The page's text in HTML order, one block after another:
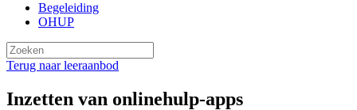
Begeleiding
OHUP
Terug naar leeraanbod
Inzetten van onlinehulp-apps